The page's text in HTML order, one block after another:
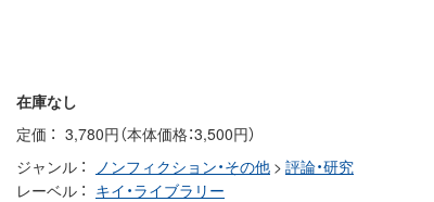
在庫なし
定価
3,780円（本体価格：3,500円）
ジャンル
ノンフィクション・その他 > 評論・研究
レーベル
キイ・ライブラリー